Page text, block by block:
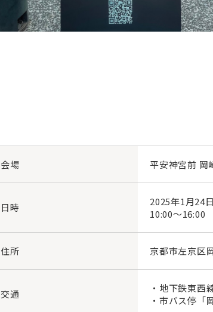
会場 平安神宮前 岡
日時
2025年1月24
10:00～16:00
住所 京都市左京区
交通
・地下鉄東西
・市バス停「